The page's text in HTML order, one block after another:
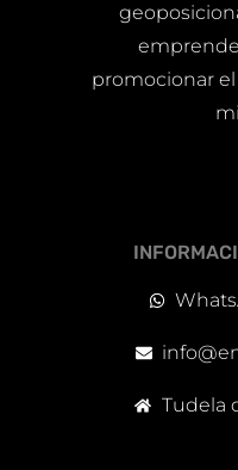
promocionar
Tudela